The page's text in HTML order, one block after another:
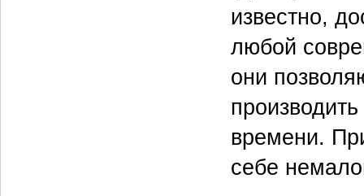
известно,
любой
они
времени.
себе